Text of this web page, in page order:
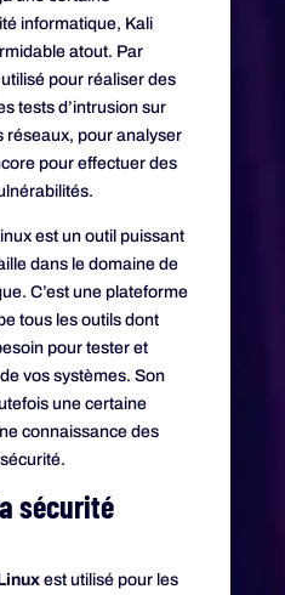
informatique, Kali
atout. Par
pour réaliser des
tests d’intrusion sur
réseaux, pour analyser
pour effectuer des
est un outil puissant
dans le domaine de
C’est une plateforme
tous les outils dont
pour tester et
vos systèmes. Son
une certaine
connaissance des
sécurité
est utilisé pour les